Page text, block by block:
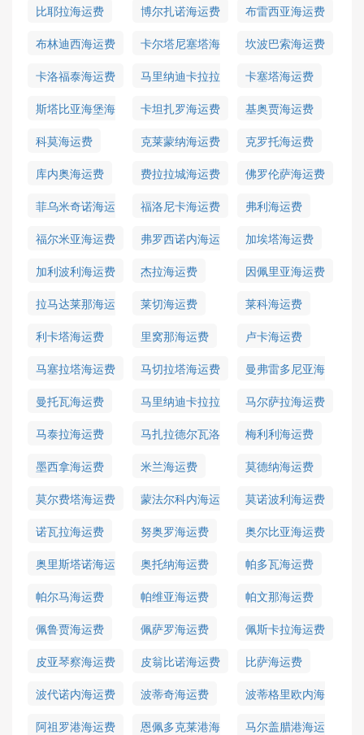
比耶拉海运费
博尔扎诺海运费
布雷西亚海运费
布林迪西海运费
卡尔塔尼塞塔海
坎波巴索海运费
卡洛福泰海运费
马里纳迪卡拉拉
海运费
卡塞塔海运费
斯塔比亚海堡海
运费
卡坦扎罗海运费
基奥贾海运费
科莫海运费
克莱蒙纳海运费
克罗托海运费
库内奥海运费
费拉拉城海运费
佛罗伦萨海运费
菲乌米奇诺海运
费
福洛尼卡海运费
弗利海运费
福尔米亚海运费
弗罗西诺内海运
加埃塔海运费
加利波利海运费
杰拉海运费
因佩里亚海运费
拉马达莱那海运
莱切海运费
莱科海运费
利卡塔海运费
里窝那海运费
卢卡海运费
马塞拉塔海运费
马切拉塔海运费
曼弗雷多尼亚海
运费
曼托瓦海运费
马里纳迪卡拉拉
海运费
马尔萨拉海运费
马泰拉海运费
马扎拉德尔瓦洛
海运费
梅利利海运费
墨西拿海运费
米兰海运费
莫德纳海运费
莫尔费塔海运费
蒙法尔科内海运
莫诺波利海运费
诺瓦拉海运费
努奥罗海运费
奥尔比亚海运费
奥里斯塔诺海运
费
奥托纳海运费
帕多瓦海运费
帕尔马海运费
帕维亚海运费
帕文那海运费
佩鲁贾海运费
佩萨罗海运费
佩斯卡拉海运费
皮亚琴察海运费
皮翁比诺海运费
比萨海运费
波代诺内海运费
波蒂奇海运费
波蒂格里欧内海
运费
阿祖罗港海运费
恩佩多克莱港海
马尔盖腊港海运